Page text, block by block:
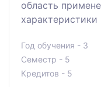
область
Год обучения - 3
Семестр - 5
Кредитов - 5